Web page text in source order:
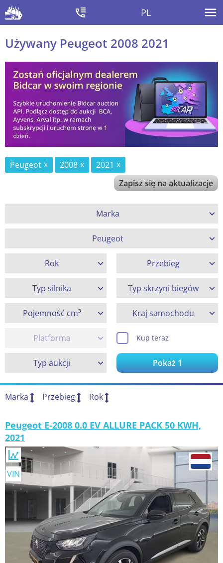
PL
Używany Peugeot 2008 2021
Peugeot 2008
2021
Zapisz się na aktualizacje
Marka
Peugeot
Rok Przebieg
Typ silnika Typ skrzyni biegów
Pojemność cm³ Kraj samochodu
Platforma Kup teraz
Typ aukcji Pokaż1
Marka Przebieg Rok
Peugeot E-2008 0.0 EV ALLURE PACK 50 KWH,
2021
VIN